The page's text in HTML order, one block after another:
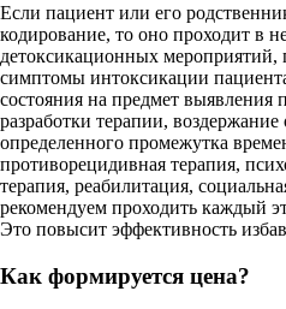
Если пациент или его
кодирование, то оно проходит в
детоксикационных мероприятий,
симптомы интоксикации
состояния на предмет выявления
разработки терапии, воздержание
определенного промежутка
противорецидивная терапия,
терапия, реабилитация,
рекомендуем проходить каждый
Это повысит эффективность
Как формируется цена?